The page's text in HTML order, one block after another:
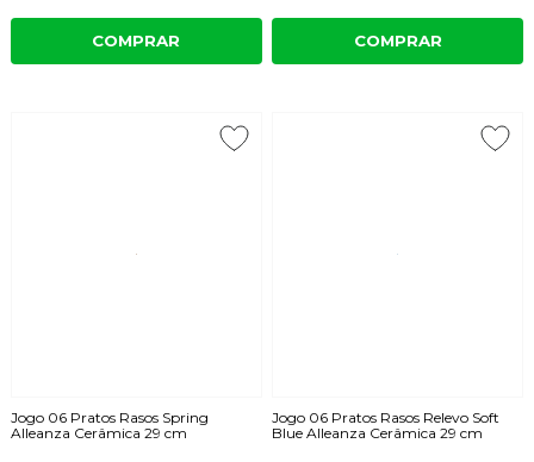
COMPRAR COMPRAR
Jogo 06 Pratos Rasos Spring
Alleanza Cerâmica 29 cm
Jogo 06 Pratos Rasos Relevo Soft
Blue Alleanza Cerâmica 29 cm